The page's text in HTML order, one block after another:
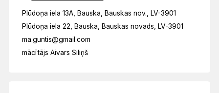
Plūdoņa iela 13A, Bauska, Bauskas nov., LV-3901
Plūdoņa iela 22, Bauska, Bauskas novads, LV-3901
ma.guntis@gmail.com
mācītājs Aivars Siliņš